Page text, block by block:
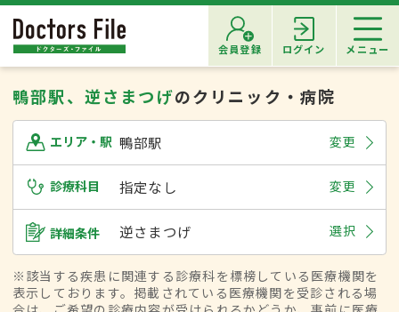
会員登録 ログイン メニュー
鴨部駅、逆さまつげのクリニック・病院
エリア・駅 鴨部駅 変更
診療科目 指定なし 変更
詳細条件 逆さまつげ 選択
※該当する疾患に関連する診療科を標榜している医療機関を
表示しております。掲載されている医療機関を受診される場